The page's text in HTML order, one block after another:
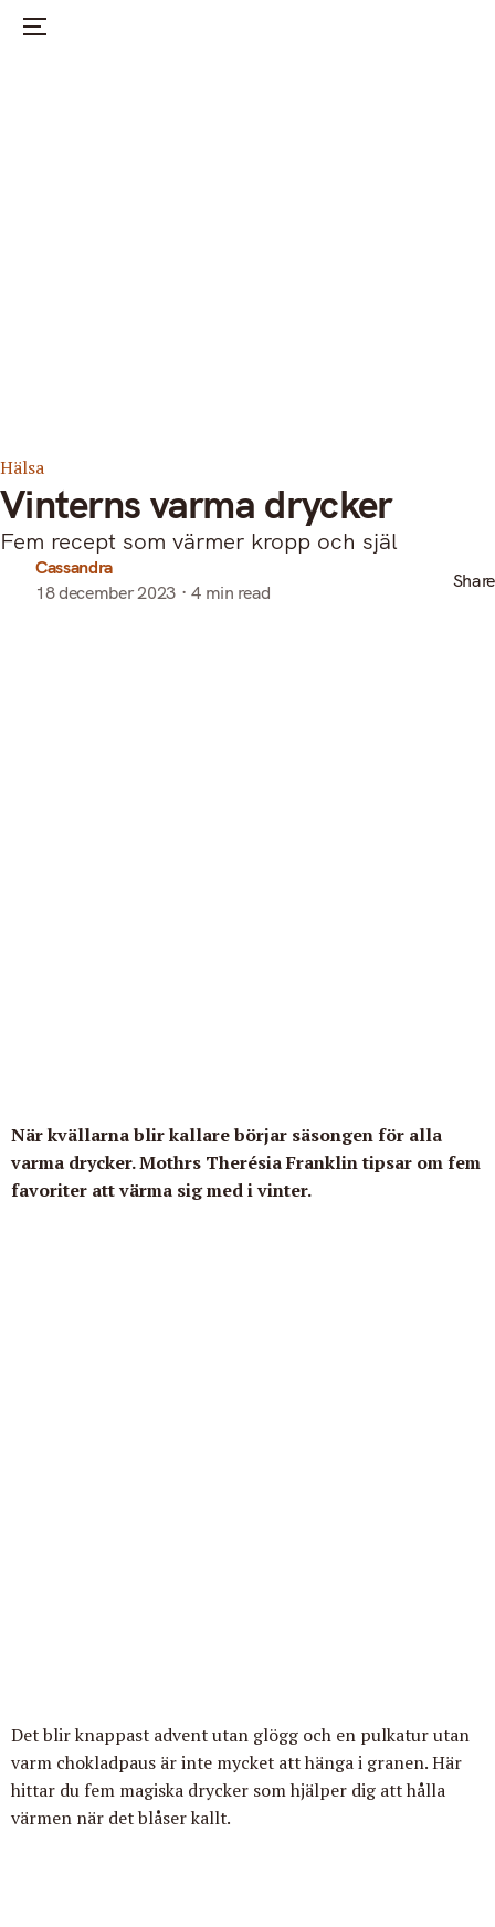
Nöje
Hälsa
Vinterns varma drycker
Fem recept som värmer kropp och själ
Cassandra
18 december 2023
4 min read
Share
När kvällarna blir kallare börjar säsongen för alla
varma drycker. Mothrs Therésia Franklin tipsar om fem
favoriter att värma sig med i vinter.
Det blir knappast advent utan glögg och en pulkatur utan
varm chokladpaus är inte mycket att hänga i granen. Här
hittar du fem magiska drycker som hjälper dig att hålla
värmen när det blåser kallt.